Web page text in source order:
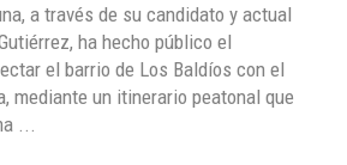
a través de su candidato y actual
ha hecho público el
el barrio de Los Baldíos con el
mediante un itinerario peatonal que
...